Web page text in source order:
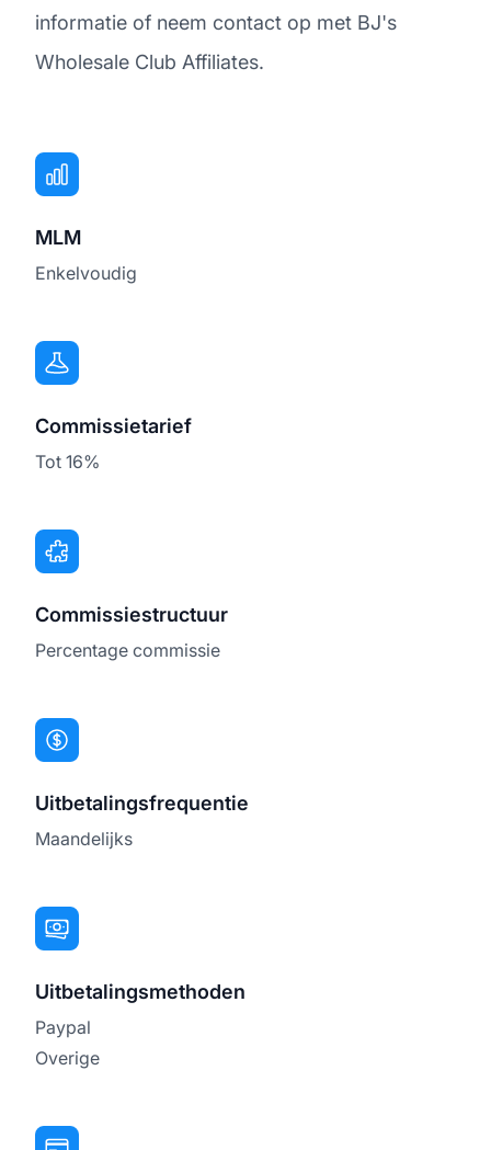
informatie of neem contact op met BJ's
Wholesale Club Affiliates.
MLM
Enkelvoudig
Commissietarief
Tot 16%
Commissiestructuur
Percentage commissie
Uitbetalingsfrequentie
Maandelijks
Uitbetalingsmethoden
Paypal
Overige